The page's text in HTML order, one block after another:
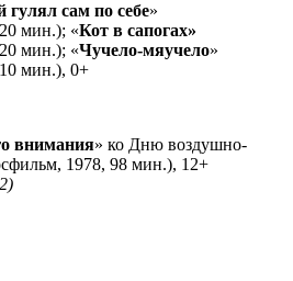
гулял сам по себе»
мин.); «Кот в сапогах»
мин.); «Чучело-мяучело»
мин.), 0+
внимания» ко Дню воздушно-
1978, 98 мин.), 12+